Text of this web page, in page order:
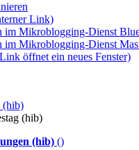
Link)
im Mikroblogging-Dienst
im Mikroblogging-Dienst
öffnet ein neues Fenster)
(hib)
(hib)
(hib) ()